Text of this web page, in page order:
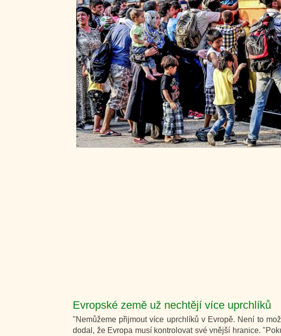
Evropské země už nechtějí více uprchlíků
"Nemůžeme přijmout více uprchlíků v Evropě. Není to
dodal, že Evropa musí kontrolovat své vnější hranice.